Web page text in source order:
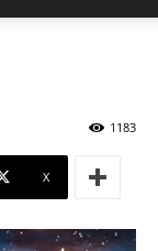
1183
X